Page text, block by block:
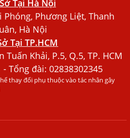
Những Loại Nào? Chi Phí Bao
Mẩn Đỏ Khắp Người, Sau Ba
Nhân
Và Cách Điều Trị
ĐỎ KHẮP NGƯỜI, ĐI KHÁM
nhiễm giun sán
THU THỨC ĂN
Tại Hà Nội
Phóng, Phương Liệt, Thanh
Hà Nội
Tại TP.HCM
Tuấn Khải, P.5, Q.5, TP. HCM
- Tổng đài: 02838302345
thay đổi phụ thuộc vào tác nhân gây